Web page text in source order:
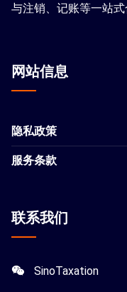
与注销、记账等一站式
网站信息
隐私政策
服务条款
联系我们
SinoTaxation